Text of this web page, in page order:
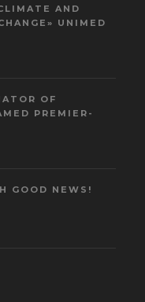
AND
UNIMED
OF
PREMIER-
GOOD NEWS!